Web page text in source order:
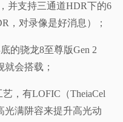
，并支持三通道HDR下的6
，对录像是好消息）；
底的骁龙8至尊版Gen 2
就会搭载；
，有LOFIC（TheiaCel
光满阱容来提升高光动